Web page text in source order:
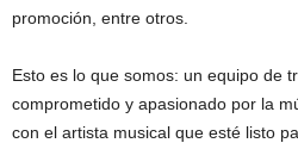
promoción, entre otros.
Esto es lo que somos: un equipo de
comprometido y apasionado por la
con el artista musical que esté listo